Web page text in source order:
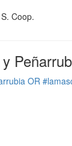
Coop.
OR